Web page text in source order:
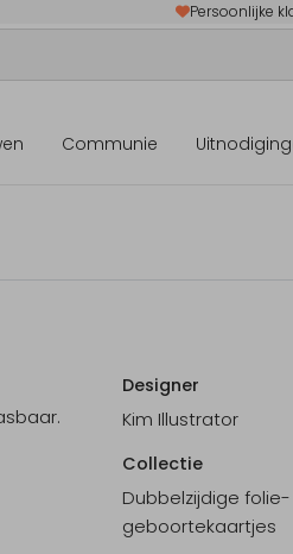
Persoonlijke
Communie
uur
Designer
Kim Illustrator
Collectie
Dubbelzijdige folie-
geboortekaartjes